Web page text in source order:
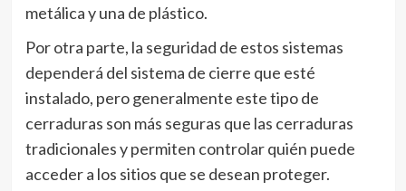
metálica y una de plástico.
Por otra parte, la seguridad de estos sistemas
dependerá del sistema de cierre que esté
instalado, pero generalmente este tipo de
cerraduras son más seguras que las cerraduras
tradicionales y permiten controlar quién puede
acceder a los sitios que se desean proteger.